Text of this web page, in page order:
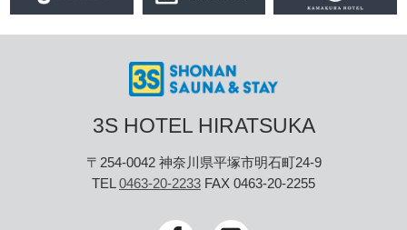
3S HOTEL HIRATSUKA
〒254-0042 神奈川県平塚市明石町24-9
TEL 0463-20-2233 FAX 0463-20-2255